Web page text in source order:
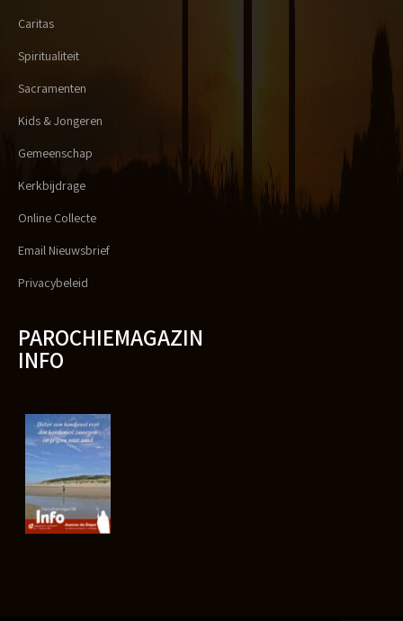
Caritas
Spiritualiteit
Sacramenten
Kids & Jongeren
Gemeenschap
Kerkbijdrage
Online Collecte
Email Nieuwsbrief
Privacybeleid
PAROCHIEMAGAZIN
INFO